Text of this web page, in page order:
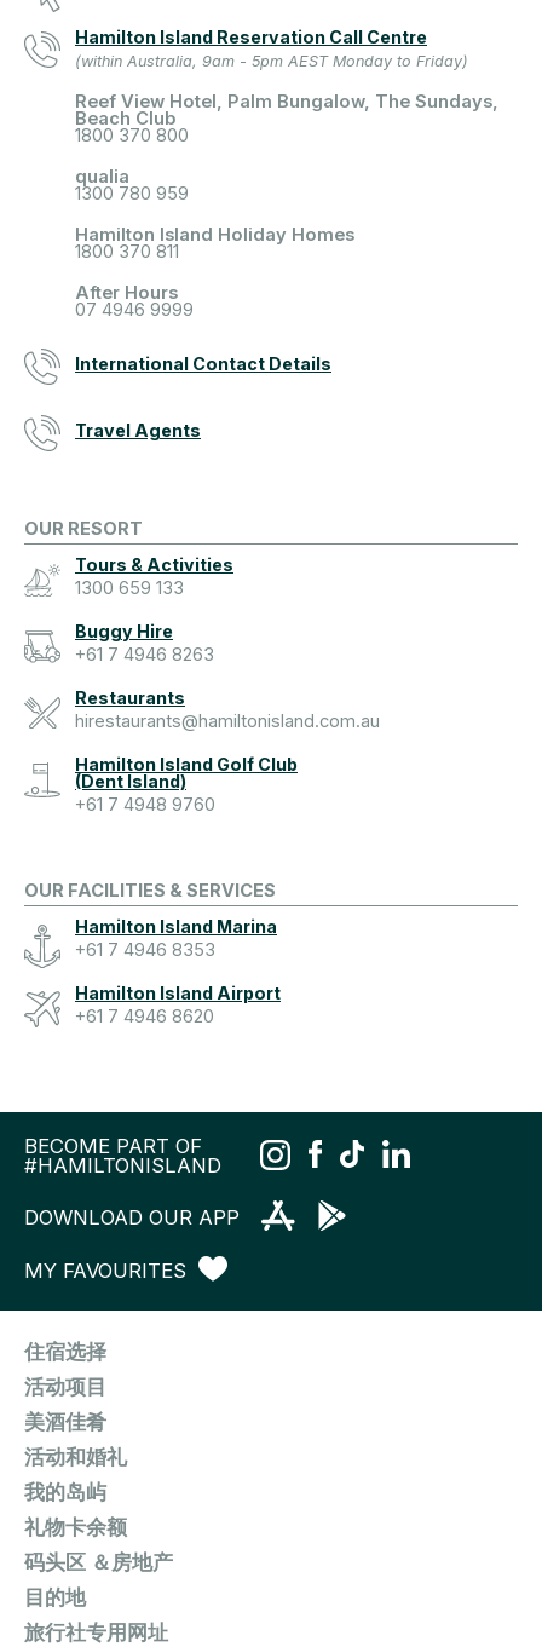
Hamilton Island Reservation Call Centre
(within Australia, 9am - 5pm AEST Monday to Friday)
Reef View Hotel, Palm Bungalow, The Sundays,
Beach Club
1800 370 800
qualia
1300 780 959
Hamilton Island Holiday Homes
1800 370 811
After Hours
07 4946 9999
International Contact Details
Travel Agents
OUR RESORT
Tours & Activities
1300 659 133
Buggy Hire
+61 7 4946 8263
Restaurants
hirestaurants@hamiltonisland.com.au
Hamilton Island Golf Club
(Dent Island)
+61 7 4948 9760
OUR FACILITIES & SERVICES
Hamilton Island Marina
+61 7 4946 8353
Hamilton Island Airport
+61 7 4946 8620
BECOME PART OF
#HAMILTONISLAND
DOWNLOAD OUR APP
MY FAVOURITES
住宿选择
活动项目
美酒佳肴
活动和婚礼
我的岛屿
礼物卡余额
码头区 ＆房地产
目的地
旅行社专用网址